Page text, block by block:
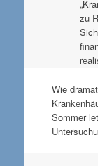
zu
Wie
Sommer